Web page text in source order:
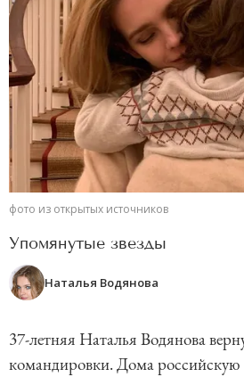
фото из открытых источников
Упомянутые звезды
Наталья Водянова
37-летняя Наталья Водянова
командировки. Дома российскую